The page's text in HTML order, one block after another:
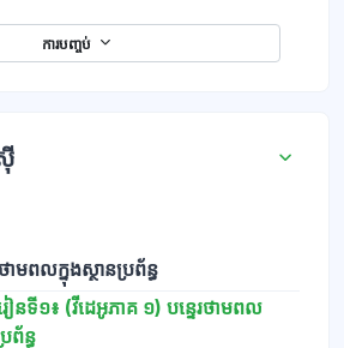
ការបញ្ចប់
មពលក្នុងស្ថានប្រព័ន្ធ
នទី១៖ (វីដេអូភាគ ១) បន្ទេរថាមពល
ព័ន្ធ